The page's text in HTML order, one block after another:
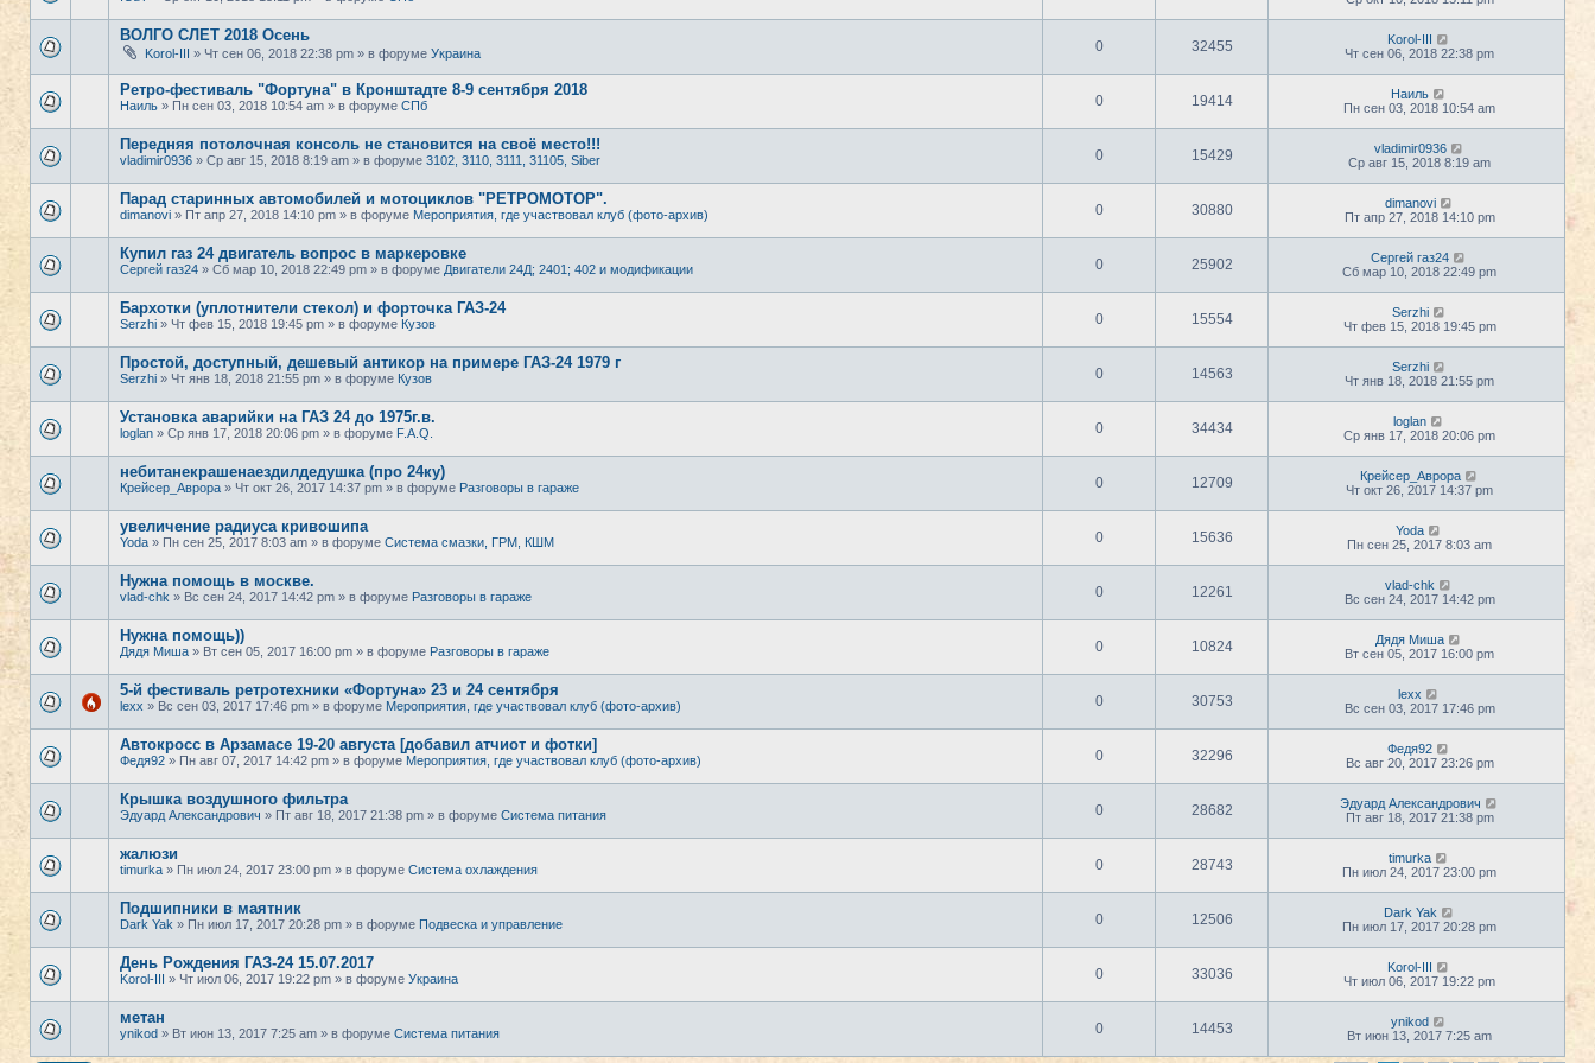
ВОЛГО СЛЕТ 2018 Осень
Korol-III » Чт сен 06, 2018 22:38 pm » в форуме Украина 0 32455
Korol-III
Чт сен 06, 2018 22:38 pm
Ретро-фестиваль "Фортуна" в Кронштадте 8-9 сентября 2018
Наиль » Пн сен 03, 2018 10:54 am » в форуме СПб 0 19414
Наиль
Пн сен 03, 2018 10:54 am
Передняя потолочная консоль не становится на своё место!!!
vladimir0936 » Ср авг 15, 2018 8:19 am » в форуме 3102, 3110, 3111, 31105, Siber 0 15429
vladimir0936
Ср авг 15, 2018 8:19 am
Парад старинных автомобилей и мотоциклов "РЕТРОМОТОР".
dimanovi » Пт апр 27, 2018 14:10 pm » в форуме Мероприятия, где участвовал клуб (фото-архив) 0 30880
dimanovi
Пт апр 27, 2018 14:10 pm
Купил газ 24 двигатель вопрос в маркеровке
Сергей газ24 » Сб мар 10, 2018 22:49 pm » в форуме Двигатели 24Д; 2401; 402 и модификации 0 25902
Сергей газ24
Сб мар 10, 2018 22:49 pm
Бархотки (уплотнители стекол) и форточка ГАЗ-24
Serzhi » Чт фев 15, 2018 19:45 pm » в форуме Кузов 0 15554
Serzhi
Чт фев 15, 2018 19:45 pm
Простой, доступный, дешевый антикор на примере ГАЗ-24 1979 г
Serzhi » Чт янв 18, 2018 21:55 pm » в форуме Кузов 0 14563
Serzhi
Чт янв 18, 2018 21:55 pm
Установка аварийки на ГАЗ 24 до 1975г.в.
loglan » Ср янв 17, 2018 20:06 pm » в форуме F.A.Q. 0 34434
loglan
Ср янв 17, 2018 20:06 pm
небитанекрашенаездилдедушка (про 24ку)
Крейсер_Аврора » Чт окт 26, 2017 14:37 pm » в форуме Разговоры в гараже 0 12709
Крейсер_Аврора
Чт окт 26, 2017 14:37 pm
увеличение радиуса кривошипа
Yoda » Пн сен 25, 2017 8:03 am » в форуме Система смазки, ГРМ, КШМ 0 15636
Yoda
Пн сен 25, 2017 8:03 am
Нужна помощь в москве.
vlad-chk » Вс сен 24, 2017 14:42 pm » в форуме Разговоры в гараже 0 12261
vlad-chk
Вс сен 24, 2017 14:42 pm
Нужна помощь))
Дядя Миша » Вт сен 05, 2017 16:00 pm » в форуме Разговоры в гараже 0 10824
Дядя Миша
Вт сен 05, 2017 16:00 pm
5-й фестиваль ретротехники «Фортуна» 23 и 24 сентября
lexx » Вс сен 03, 2017 17:46 pm » в форуме Мероприятия, где участвовал клуб (фото-архив) 0 30753
lexx
Вс сен 03, 2017 17:46 pm
Автокросс в Арзамасе 19-20 августа [добавил атчиот и фотки]
Федя92 » Пн авг 07, 2017 14:42 pm » в форуме Мероприятия, где участвовал клуб (фото-архив) 0 32296
Федя92
Вс авг 20, 2017 23:26 pm
Крышка воздушного фильтра
Эдуард Александрович » Пт авг 18, 2017 21:38 pm » в форуме Система питания 0 28682
Эдуард Александрович
Пт авг 18, 2017 21:38 pm
жалюзи
timurka » Пн июл 24, 2017 23:00 pm » в форуме Система охлаждения 0 28743
timurka
Пн июл 24, 2017 23:00 pm
Подшипники в маятник
Dark Yak » Пн июл 17, 2017 20:28 pm » в форуме Подвеска и управление 0 12506
Dark Yak
Пн июл 17, 2017 20:28 pm
День Рождения ГАЗ-24 15.07.2017
Korol-III » Чт июл 06, 2017 19:22 pm » в форуме Украина 0 33036
Korol-III
Чт июл 06, 2017 19:22 pm
метан
ynikod » Вт июн 13, 2017 7:25 am » в форуме Система питания 0 14453
ynikod
Вт июн 13, 2017 7:25 am